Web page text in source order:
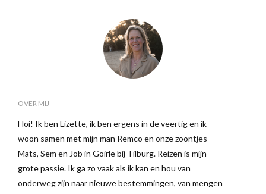
OVER MIJ
Hoi! Ik ben Lizette, ik ben ergens in de veertig en ik
woon samen met mijn man Remco en onze zoontjes
Mats, Sem en Job in Goirle bij Tilburg. Reizen is mijn
grote passie. Ik ga zo vaak als ik kan en hou van
onderweg zijn naar nieuwe bestemmingen, van mengen